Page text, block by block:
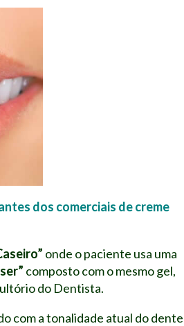
dos comerciais de creme
onde o paciente usa uma
composto com o mesmo gel,
do Dentista.
com a tonalidade atual do dente